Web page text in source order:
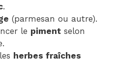
.
(parmesan ou autre).
le piment selon
herbes fraîches